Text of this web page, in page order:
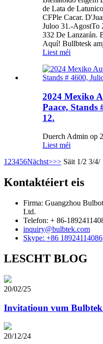
de Lata de
CFPle Cacar.
Juloo 31.-AgostTo
332 De Lanzarán.
Aquí! Bullbtesk
Liest méi
2024 Mexiko
Paace, Stands
12.
Duerch Admin op
Liest méi
1 23456Nächst>>> Säit 1/2 3/4/
Kontaktéiert eis
Firma: Guangzhou
Ltd.
Telefon: + 86-
inquiry@bulbtek.com
Skype: +86 18924114086
LESCHT BLOG
20/02/25
Invitatioun vum
20/12/24